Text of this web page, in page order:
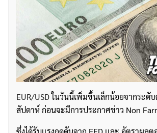
EUR/USDในวันนี้เพิ่มขึ้นเล็กน้อยจากระดั
สัปดาห์ ก่อนจะมีการประกาศข่าว Non